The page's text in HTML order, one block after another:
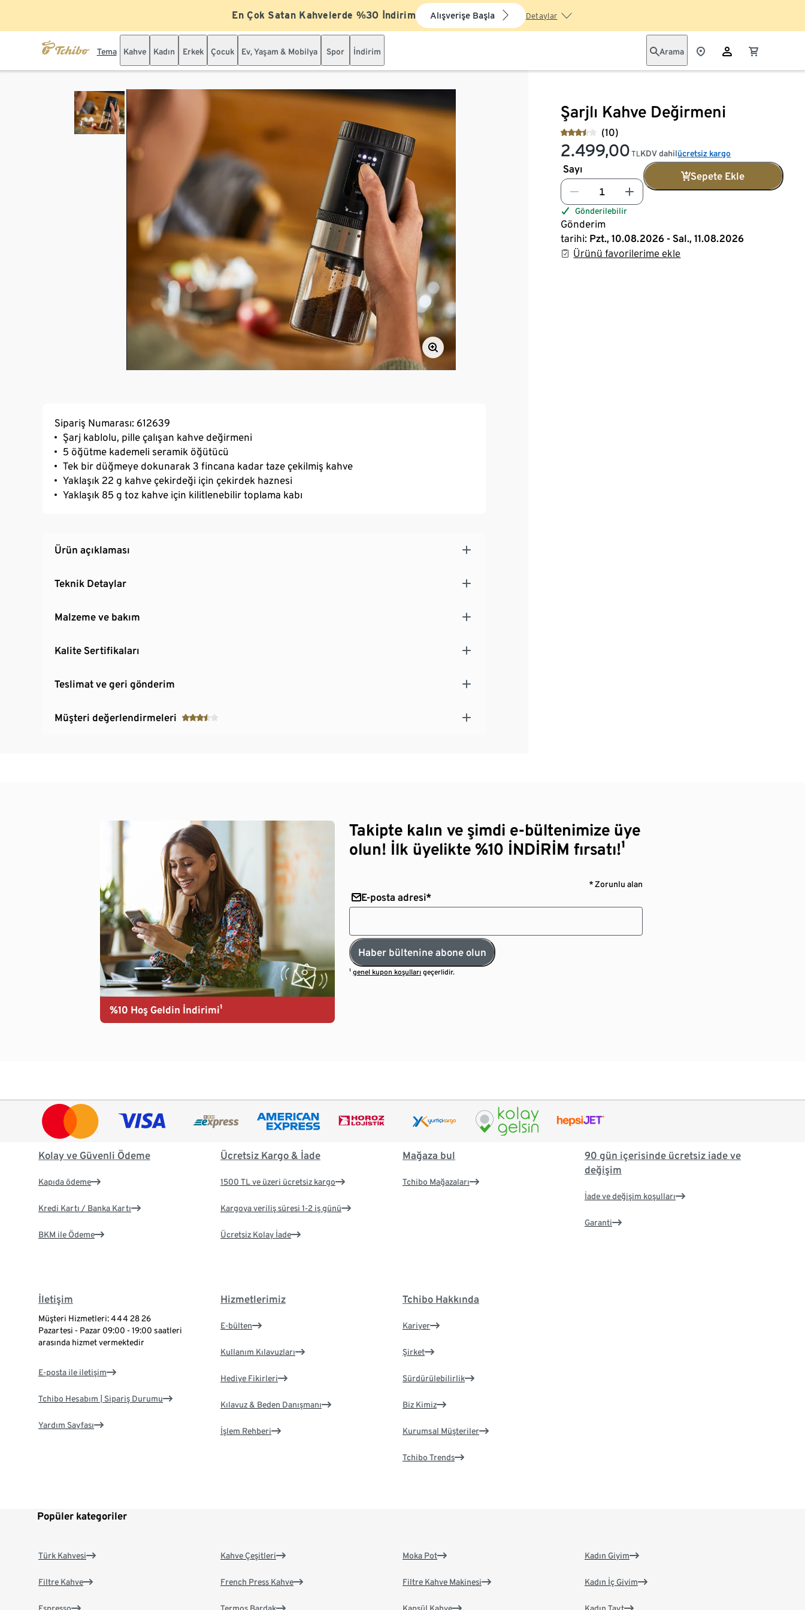
En Çok Satan Kahvelerde %30 İndirim Alışverişe Başla Detaylar
Tema Kahve Kadın Erkek Çocuk Ev, Yaşam & Mobilya Spor İndirim Arama
Şarjlı Kahve Değirmeni
(10)
2.499,00 TLKDV dahilücretsiz kargo
Sayı
Sepete Ekle
Gönderilebilir
Gönderim
tarihi: Pzt., 10.08.2026 - Sal., 11.08.2026
Ürünü favorilerime ekle
Sipariş Numarası: 612639
Şarj kablolu, pille çalışan kahve değirmeni
5 öğütme kademeli seramik öğütücü
Tek bir düğmeye dokunarak 3 fincana kadar taze çekilmiş kahve
Yaklaşık 22 g kahve çekirdeği için çekirdek haznesi
Yaklaşık 85 g toz kahve için kilitlenebilir toplama kabı
Ürün açıklaması
Teknik Detaylar
Malzeme ve bakım
Kalite Sertifikaları
Teslimat ve geri gönderim
Müşteri değerlendirmeleri
%10 Hoş Geldin İndirimi¹
Takipte kalın ve şimdi e-bültenimize üye
olun! İlk üyelikte %10 İNDİRİM fırsatı!¹
* Zorunlu alan
E-posta adresi*
Haber bültenine abone olun
¹genel kupon koşulları geçerlidir.
Kolay ve Güvenli Ödeme
Kapıda ödeme
Kredi Kartı / Banka Kartı
BKM ile Ödeme
Ücretsiz Kargo & İade
1500 TL ve üzeri ücretsiz kargo
Kargoya veriliş süresi 1-2 iş günü
Ücretsiz Kolay İade
Mağaza bul
Tchibo Mağazaları
90 gün içerisinde ücretsiz iade ve
değişim
İade ve değişim koşulları
Garanti
İletişim
Müşteri Hizmetleri: 444 28 26
Pazartesi - Pazar 09:00 - 19:00 saatleri
arasında hizmet vermektedir
E-posta ile iletişim
Tchibo Hesabım | Sipariş Durumu
Yardım Sayfası
Hizmetlerimiz
E-bülten
Kullanım Kılavuzları
Hediye Fikirleri
Kılavuz & Beden Danışmanı
İşlem Rehberi
Tchibo Hakkında
Kariyer
Şirket
Sürdürülebilirlik
Biz Kimiz
Kurumsal Müşteriler
Tchibo Trends
Popüler kategoriler
Türk Kahvesi
Filtre Kahve
Kahve Çeşitleri
French Press Kahve
Moka Pot
Filtre Kahve Makinesi
Kadın Giyim
Kadın İç Giyim